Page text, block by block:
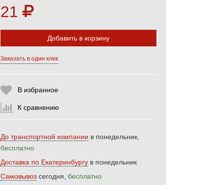
21
Добавить в корзину
Заказать в один клик
В избранное
К сравнению
До транспортной компании в понедельник,
бесплатно
Доставка по Екатеринбургув понедельник
Самовывозсегодня, бесплатно